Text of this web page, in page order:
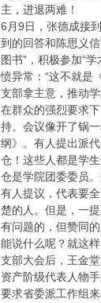
主，进退两难！
6月9日，张德成接
到的回答和陈思义
图书”，积极参加“
愤异常：“这不就是
支部拿主意，推动学
在群众的强烈要求
持。会议像开了锅
纲》。有人提出派
仓！这些人都是学
仓是学院团委委员
有人提议，代表要
楚的人。但是，一
有问题的，但赞同
能说什么呢？就这
支部大会后，王金
资产阶级代表人物
要求省委派工作组来